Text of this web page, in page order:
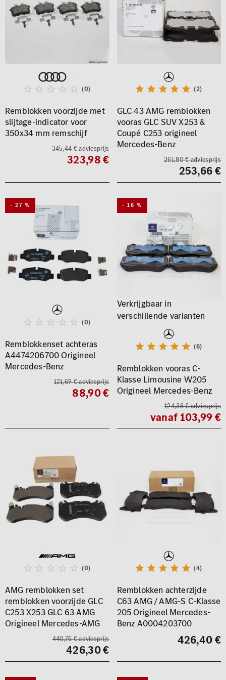
(0)
Remblokken voorzijde met
slijtage-indicator voor
350x34 mm remschijf
345,44 € adviesprijs
323,98 €
(2)
GLC 43 AMG remblokken
vooras GLC SUV X253 &
Coupé C253 origineel
Mercedes-Benz
261,80 € adviesprijs
253,66 €
- 27 %
(0)
Remblokkenset achteras
A4474206700 Origineel
Mercedes-Benz
121,69 € adviesprijs
88,90 €
- 16 %
(6)
Remblokken vooras C-
Klasse Limousine W205
Origineel Mercedes-Benz
124,36 € adviesprijs
vanaf 103,99 €
(0)
AMG remblokken set
remblokken voorzijde GLC
C253 X253 GLC 63 AMG
Origineel Mercedes-AMG
440,76 € adviesprijs
426,30 €
(4)
Remblokken achterzijde
C63 AMG / AMG-S C-Klasse
205 Origineel Mercedes-
Benz A0004203700
426,40 €